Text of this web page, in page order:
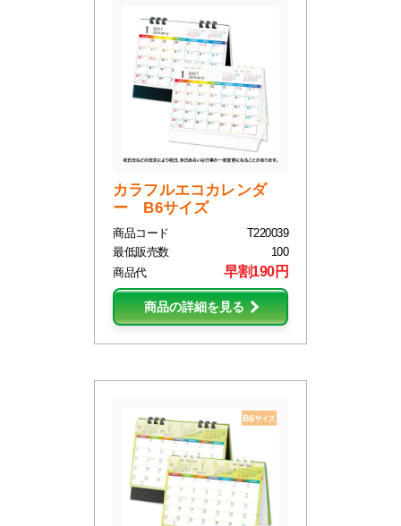
カラフルエコカレンダ
ー B6サイズ
商品コード
T220039
最低販売数
100
商品代
早割190円
商品の詳細を見る